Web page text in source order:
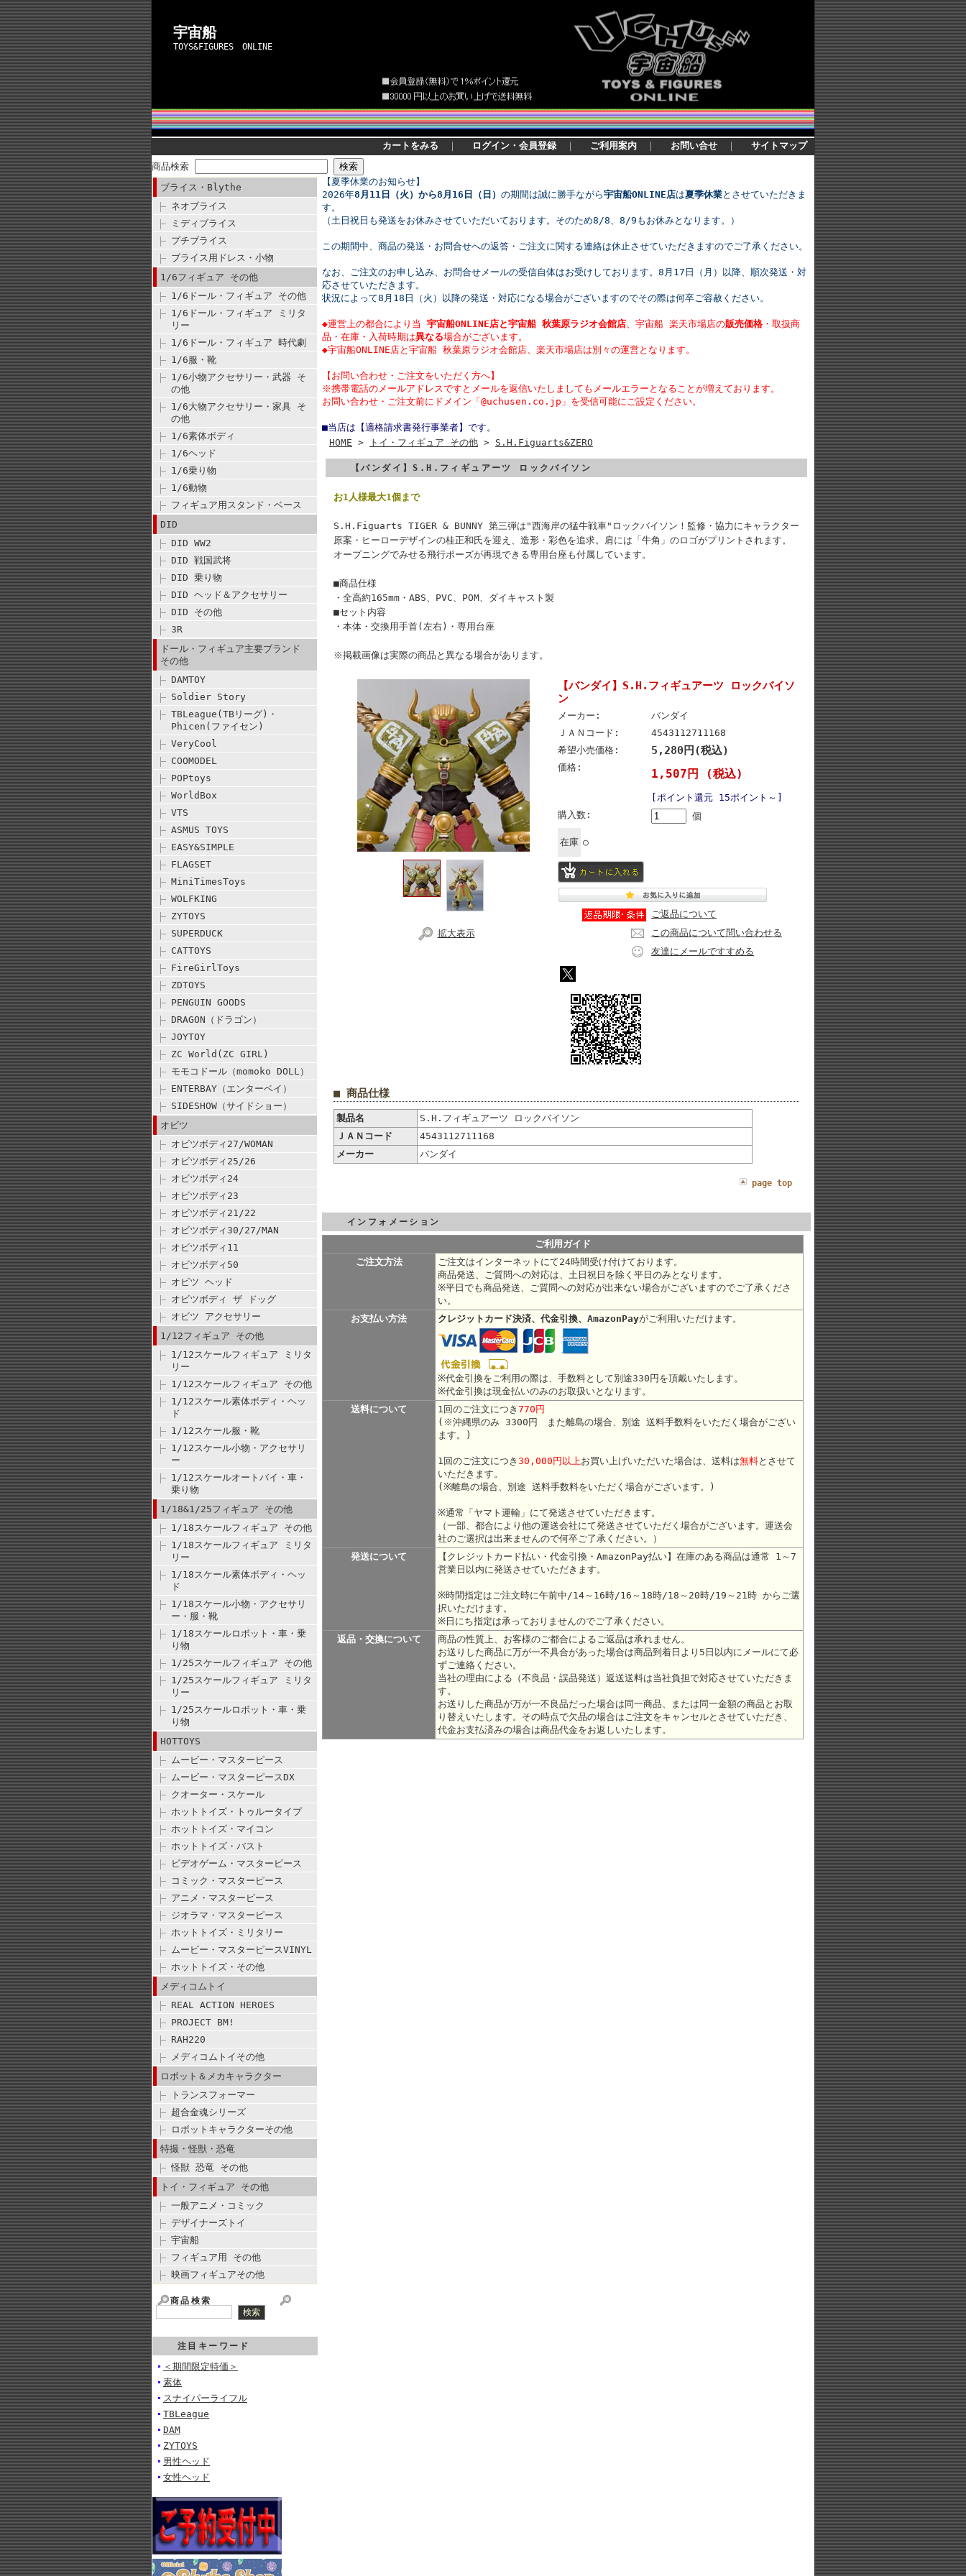
宇宙船
TOYS&FIGURES ONLINE
カートをみる ｜ ログイン・会員登録 ｜ ご利用案内 ｜ お問い合せ ｜
サイトマップ
商品検索
ブライス・Blythe
ネオブライス
ミディブライス
プチブライス
ブライス用ドレス・小物
1/6フィギュア その他
1/6ドール・フィギュア その他
1/6ドール・フィギュア ミリタ
リー
1/6ドール・フィギュア 時代劇
1/6服・靴
1/6小物アクセサリー・武器 そ
の他
1/6大物アクセサリー・家具 そ
の他
1/6素体ボディ
1/6ヘッド
1/6乗り物
1/6動物
フィギュア用スタンド・ベース
DID
DID WW2
DID 戦国武将
DID 乗り物
DID ヘッド＆アクセサリー
DID その他
3R
ドール・フィギュア主要ブランド
その他
DAMTOY
Soldier Story
TBLeague(TBリーグ)・
Phicen(ファイセン)
VeryCool
COOMODEL
POPtoys
WorldBox
VTS
ASMUS TOYS
EASY&SIMPLE
FLAGSET
MiniTimesToys
WOLFKING
ZYTOYS
SUPERDUCK
CATTOYS
FireGirlToys
ZDTOYS
PENGUIN GOODS
DRAGON（ドラゴン）
JOYTOY
ZC World(ZC GIRL)
モモコドール（momoko DOLL）
ENTERBAY（エンターベイ）
SIDESHOW（サイドショー）
オビツ
オビツボディ27/WOMAN
オビツボディ25/26
オビツボディ24
オビツボディ23
オビツボディ21/22
オビツボディ30/27/MAN
オビツボディ11
オビツボディ50
オビツ ヘッド
オビツボディ ザ ドッグ
オビツ アクセサリー
1/12フィギュア その他
1/12スケールフィギュア ミリタ
リー
1/12スケールフィギュア その他
1/12スケール素体ボディ・ヘッ
ド
1/12スケール服・靴
1/12スケール小物・アクセサリ
ー
1/12スケールオートバイ・車・
乗り物
1/18&1/25フィギュア その他
1/18スケールフィギュア その他
1/18スケールフィギュア ミリタ
リー
1/18スケール素体ボディ・ヘッ
ド
1/18スケール小物・アクセサリ
ー・服・靴
1/18スケールロボット・車・乗
り物
1/25スケールフィギュア その他
1/25スケールフィギュア ミリタ
リー
1/25スケールロボット・車・乗
り物
HOTTOYS
ムービー・マスターピース
ムービー・マスターピースDX
クオーター・スケール
ホットトイズ・トゥルータイプ
ホットトイズ・マイコン
ホットトイズ・バスト
ビデオゲーム・マスターピース
コミック・マスターピース
アニメ・マスターピース
ジオラマ・マスターピース
ホットトイズ・ミリタリー
ムービー・マスターピースVINYL
ホットトイズ・その他
メディコムトイ
REAL ACTION HEROES
PROJECT BM!
RAH220
メディコムトイその他
ロボット＆メカキャラクター
トランスフォーマー
超合金魂シリーズ
ロボットキャラクターその他
特撮・怪獣・恐竜
怪獣 恐竜 その他
トイ・フィギュア その他
一般アニメ・コミック
デザイナーズトイ
宇宙船
フィギュア用 その他
映画フィギュアその他
商品検索
注目キーワード
＜期間限定特価＞
素体
スナイパーライフル
TBLeague
DAM
ZYTOYS
男性ヘッド
女性ヘッド
【夏季休業のお知らせ】
2026年8月11日（火）から8月16日（日） の期間は誠に勝手ながら宇宙船ONLINE店は夏季休業とさせていただきま
す。
（土日祝日も発送をお休みさせていただいております。そのため8/8、8/9もお休みとなります。）
この期間中、商品の発送・お問合せへの返答・ご注文に関する連絡は休止させていただきますのでご了承ください。
なお、ご注文のお申し込み、お問合せメールの受信自体はお受けしております。8月17日（月）以降、順次発送・対
応させていただきます。
状況によって8月18日（火）以降の発送・対応になる場合がございますのでその際は何卒ご容赦ください。
◆運営上の都合により当 宇宙船ONLINE店と宇宙船 秋葉原ラジオ会館店、宇宙船 楽天市場店の販売価格 ・取扱商
品・在庫・入荷時期は異なる場合がございます。
◆宇宙船ONLINE店と宇宙船 秋葉原ラジオ会館店、楽天市場店は別々の運営となります。
【 お問い合わせ・ ご注文をいただく方へ】
※携帯電話のメールアドレスですとメールを返信いたしましてもメールエラーとなることが増えております。
お問い合わせ・ご注文前にドメイン「@uchusen.co.jp」を受信可能にご設定ください。
■当店は【適格請求書発行事業者】です。
HOME > トイ・フィギュア その他 > S.H.Figuarts&ZERO
【バンダイ】S.H.フィギュアーツ ロックバイソン
お1人様最大1個まで
S.H.Figuarts TIGER & BUNNY 第三弾は"西海岸の猛牛戦車"ロックバイソン！監修・協力にキャラクター
原案・ヒーローデザインの桂正和氏を迎え、造形・彩色を追求。肩には「牛角」のロゴがプリントされます。
オープニングでみせる飛行ポーズが再現できる専用台座も付属しています。
■商品仕様
・全高約165mm・ABS、PVC、POM、ダイキャスト製
■セット内容
・本体・交換用手首(左右)・専用台座
※掲載画像は実際の商品と異なる場合があります。
拡大表示
【バンダイ】S.H.フィギュアーツ ロックバイソ
ン
メーカー:
バンダイ
ＪＡＮコード:
4543112711168
希望小売価格:
5,280円(税込)
価格: 1,507円 (税込)
[ポイント還元 15ポイント～]
購入数:
個
在庫 ○
ご返品について
この商品について問い合わせる
友達にメールですすめる
■ 商品仕様
製品名
S.H.フィギュアーツ ロックバイソン
ＪＡＮコード
4543112711168
メーカー
バンダイ
page top
インフォメーション
ご利用ガイド
ご注文方法
ご注文はインターネットにて24時間受け付けております。
商品発送、ご質問への対応は、土日祝日を除く平日のみとなります。
※平日でも商品発送、ご質問への対応が出来ない場合がございますのでご了承くださ
い。
お支払い方法
クレジットカード決済、代金引換、AmazonPayがご利用いただけます。
※代金引換をご利用の際は、手数料として別途330円を頂戴いたします。
※代金引換は現金払いのみのお取扱いとなります。
送料について
1回のご注文につき 770円
(※沖縄県のみ 3300円 また離島の場合、別途 送料手数料をいただく場合がござい
ます。)
1回のご注文につき 30,000円以上お買い上げいただいた場合は、送料は無料とさせて
いただきます。
(※離島の場合、別途 送料手数料をいただく場合がございます。)
※通常「ヤマト運輸」にて発送させていただきます。
（一部、都合により他の運送会社にて発送させていただく場合がございます。運送会
社のご選択は出来ませんので何卒ご了承ください。）
発送について
【クレジットカード払い・代金引換・AmazonPay払い】在庫のある商品は通常 1～7
営業日以内に発送させていただきます。
※時間指定はご注文時に午前中/14～16時/16～18時/18～20時/19～21時 からご選
択いただけます。
※日にち指定は承っておりませんのでご了承ください。
返品・交換について
商品の性質上、お客様のご都合によるご返品は承れません。
お送りした商品に万が一不具合があった場合は商品到着日より5日以内にメールにて必
ずご連絡ください。
当社の理由による（不良品・誤品発送）返送送料は当社負担で対応させていただきま
す。
お送りした商品が万が一不良品だった場合は同一商品、または同一金額の商品とお取
り替えいたします。その時点で欠品の場合はご注文をキャンセルとさせていただき、
代金お支払済みの場合は商品代金をお返しいたします。